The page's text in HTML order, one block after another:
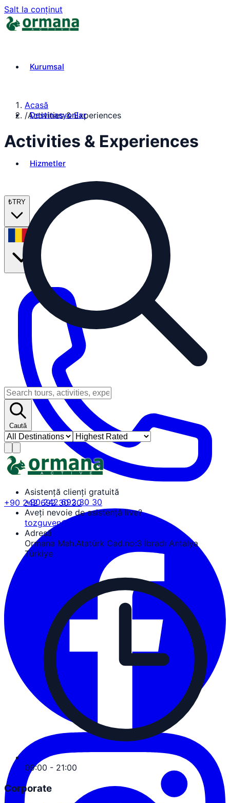
Salt la conținut
Kurumsal
Destinasyonlar
Hizmetler
₺TRY
+90 242 692 30 30
Acasă
/Activities & Experiences
Activities & Experiences
Caută
Asistență clienți gratuită
+90 242 692 30 30
Aveți nevoie de asistență live?
tozguven@ormanaactive.com
Adresă
Ormana Mah.Atatürk Cad.no:3 İbradı Antalya
Türkiye
09:00 - 21:00
Corporate